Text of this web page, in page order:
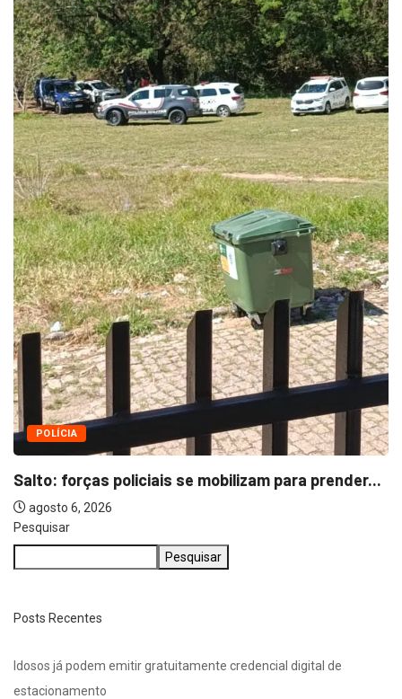
POLÍCIA
Salto: forças policiais se mobilizam para prender...
agosto 6, 2026
Pesquisar
Pesquisar
Posts Recentes
Idosos já podem emitir gratuitamente credencial digital de
estacionamento